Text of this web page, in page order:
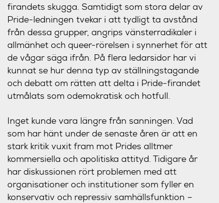
firandets skugga. Samtidigt som stora delar av
Pride-ledningen tvekar i att tydligt ta avstånd
från dessa grupper, angrips vänsterradikaler i
allmänhet och queer-rörelsen i synnerhet för att
de vågar säga ifrån. På flera ledarsidor har vi
kunnat se hur denna typ av ställningstagande
och debatt om rätten att delta i Pride-firandet
utmålats som odemokratisk och hotfull.
Inget kunde vara längre från sanningen. Vad
som har hänt under de senaste åren är att en
stark kritik vuxit fram mot Prides alltmer
kommersiella och apolitiska attityd. Tidigare år
har diskussionen rört problemen med att
organisationer och institutioner som fyller en
konservativ och repressiv samhällsfunktion –